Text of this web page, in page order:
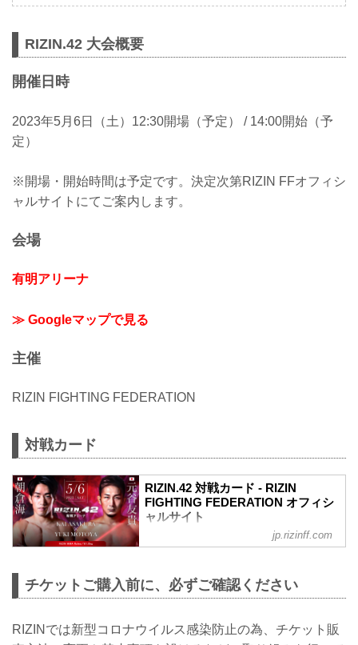
RIZIN.42 大会概要
開催日時
2023年5月6日（土）12:30開場（予定） / 14:00開始（予
定）
※開場・開始時間は予定です。決定次第RIZIN FFオフィシ
ャルサイトにてご案内します。
会場
有明アリーナ
≫ Googleマップで見る
主催
RIZIN FIGHTING FEDERATION
対戦カード
RIZIN.42 対戦カード - RIZIN
FIGHTING FEDERATION オフィシ
ャルサイト
井上直樹 vs. フアン・アーチュレッタ
RIZIN MMAルール：5分3R（61.0kg）
ホベルト・サトシ・ソウザ vs. スパイ
jp.rizinff.com
チケットご購入前に、必ずご確認ください
RIZINでは新型コロナウイルス感染防止の為、チケット販